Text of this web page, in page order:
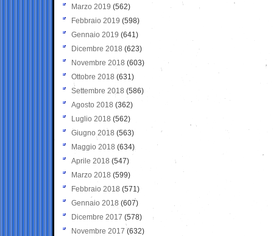
Marzo 2019 (562)
Febbraio 2019 (598)
Gennaio 2019 (641)
Dicembre 2018 (623)
Novembre 2018 (603)
Ottobre 2018 (631)
Settembre 2018 (586)
Agosto 2018 (362)
Luglio 2018 (562)
Giugno 2018 (563)
Maggio 2018 (634)
Aprile 2018 (547)
Marzo 2018 (599)
Febbraio 2018 (571)
Gennaio 2018 (607)
Dicembre 2017 (578)
Novembre 2017 (632)